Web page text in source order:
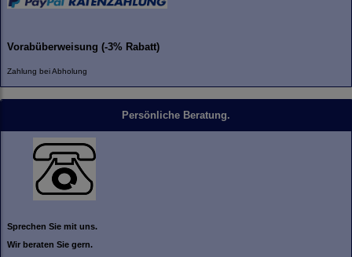
Vorabüberweisung (-3% Rabatt)
Zahlung bei Abholung
Persönliche Beratung.
Sprechen Sie mit uns.
Wir beraten Sie gern.